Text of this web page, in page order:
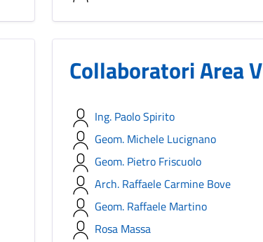
Collaboratori Area V
Ing. Paolo Spirito
Geom. Michele Lucignano
Geom. Pietro Friscuolo
Arch. Raffaele Carmine Bove
Geom. Raffaele Martino
Rosa Massa